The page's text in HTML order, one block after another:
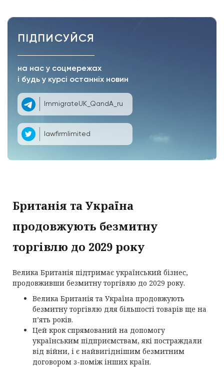
ПІДПИСУЙСЯ
на нас у соцмережах
і будь у курсі останніх новин
ImmigrateUK_QandA_ru
lawfirmlimited
Британія та Україна
продовжують безмитну
торгівлю до 2029 року
Велика Британія підтримає український бізнес,
продовживши безмитну торгівлю до 2029 року.
Велика Британія та Україна продовжують
безмитну торгівлю для більшості товарів ще на
п’ять років.
Цей крок спрямований на допомогу
українським підприємствам, які постраждали
від війни, і є найвигіднішим безмитним
договором з-поміж інших країн.